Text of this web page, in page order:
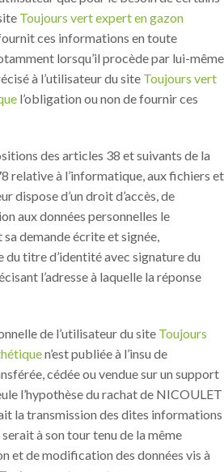
Toujours vert expert en gazon
ces informations en toute
lorsqu’il procède par lui-même
à l’utilisateur du site Toujours vert
l’obligation ou non de fournir ces
des articles 38 et suivants de la
relative à l’informatique, aux fichiers et
dispose d’un droit d’accès, de
aux données personnelles le
demande écrite et signée,
du titre d’identité avec signature du
l’adresse à laquelle la réponse
de l’utilisateur du site Toujours
n’est publiée à l’insu de
cédée ou vendue sur un support
l’hypothèse du rachat de NICOULET
la transmission des dites informations
à son tour tenu de la même
et de modification des données vis à